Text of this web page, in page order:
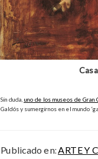
Sin duda, uno de los museos de Gran
Galdós y sumergirnos en el mundo
Publicado en:ARTE Y